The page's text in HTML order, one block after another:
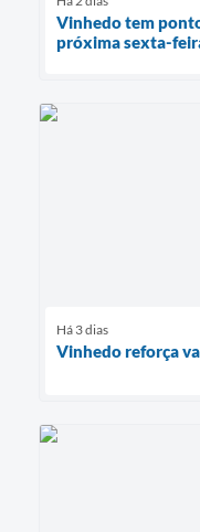
Vinhedo tem
próxima sexta-
Há 3 dias
Vinhedo reforça